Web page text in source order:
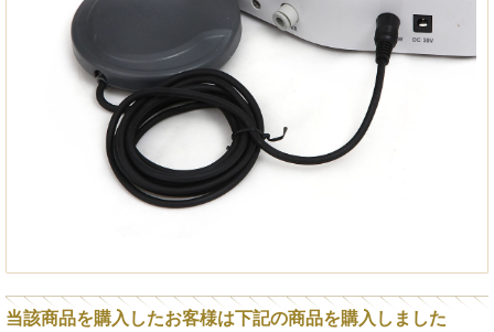
当該商品を購入したお客様は下記の商品を購入しました